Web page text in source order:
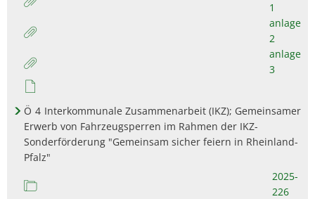
1
anlage
2
anlage
3
Ö 4 Interkommunale Zusammenarbeit (IKZ); Gemeinsamer
Erwerb von Fahrzeugsperren im Rahmen der IKZ-
Sonderförderung "Gemeinsam sicher feiern in Rheinland-
Pfalz"
2025-
226